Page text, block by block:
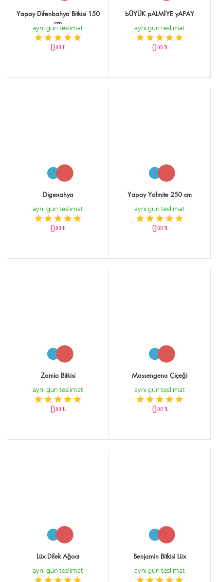
Yapay Difenbahya Bitkisi 150
cm
aynı gün teslimat
0,00 TL
bÜYÜK pALMİYE yAPAY
aynı gün teslimat
0,00 TL
Digenahya
aynı gün teslimat
0,00 TL
Yapay Yalmite 250 cm
aynı gün teslimat
0,00 TL
Zamia Bitkisi
aynı gün teslimat
0,00 TL
Massengena Çiçeği
aynı gün teslimat
0,00 TL
Lüx Dilek Ağacı
aynı gün teslimat
Benjamin Bitkisi Lüx
aynı gün teslimat